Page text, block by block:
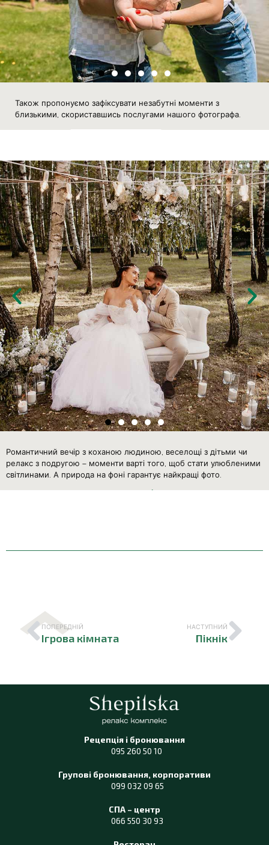
Також пропонуємо зафіксувати незабутні моменти з
близькими, скориставшись послугами нашого фотографа.
Романтичний вечір з коханою людиною, веселощі з дітьми чи
релакс з подругою – моменти варті того, щоб стати улюбленими
світлинами. А природа на фоні гарантує найкращі фото.
ПОПЕРЕДНІЙ
Ігрова кімната
НАСТУПНИЙ
Пікнік
Рецепція і бронювання
095 260 50 10
Групові бронювання, корпоративи
099 032 09 65
СПА – центр
066 550 30 93